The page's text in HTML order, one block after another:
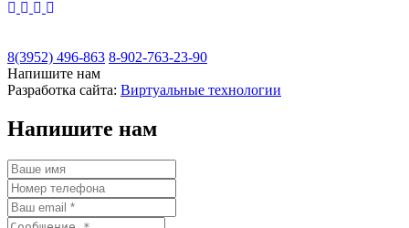
8(3952) 496-863 8-902-763-23-90
Напишите нам
Разработка сайта: Виртуальные технологии
Напишите нам